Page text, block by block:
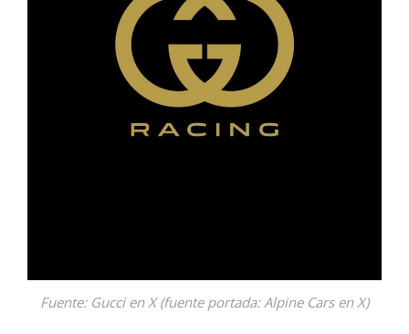
Fuente: Gucci en X (fuente portada: Alpine Cars en X)